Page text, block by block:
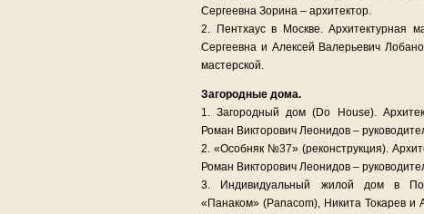
Сергеевна Зорина – архитектор.
2. Пентхаус в Москве. Архитектурная
Сергеевна и Алексей Валерьевич
мастерской.
Загородные дома.
1. Загородный дом (Do House).
Роман Викторович Леонидов –
2. «Особняк №37» (реконструкция).
Роман Викторович Леонидов –
3. Индивидуальный жилой дом в
«Панаком» (Panacom), Никита Токарев и